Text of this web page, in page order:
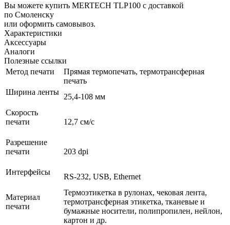
Вы можете купить MERTECH TLP100 с доставкой
по Смоленску
или оформить самовывоз.
Характеристики
Аксессуары
Аналоги
Полезные ссылки
Метод печати
Прямая термопечать, термотрансферная
печать
Ширина ленты
25,4-108 мм
Скорость
печати
12,7 см/с
Разрешение
печати
203 dpi
Интерфейсы
RS-232, USB, Ethernet
Материал
печати
Термоэтикетка в рулонах, чековая лента,
термотрансферная этикетка, тканевые и
бумажные носители, полипропилен, нейлон,
картон и др.